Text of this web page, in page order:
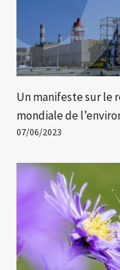
Un manifeste sur le
mondiale de
07/06/2023